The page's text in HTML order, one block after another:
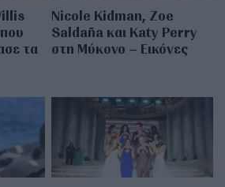
τα
Nicole Kidman, Zoe
Saldaña και Katy Perry
στη Μύκονο – Εικόνες